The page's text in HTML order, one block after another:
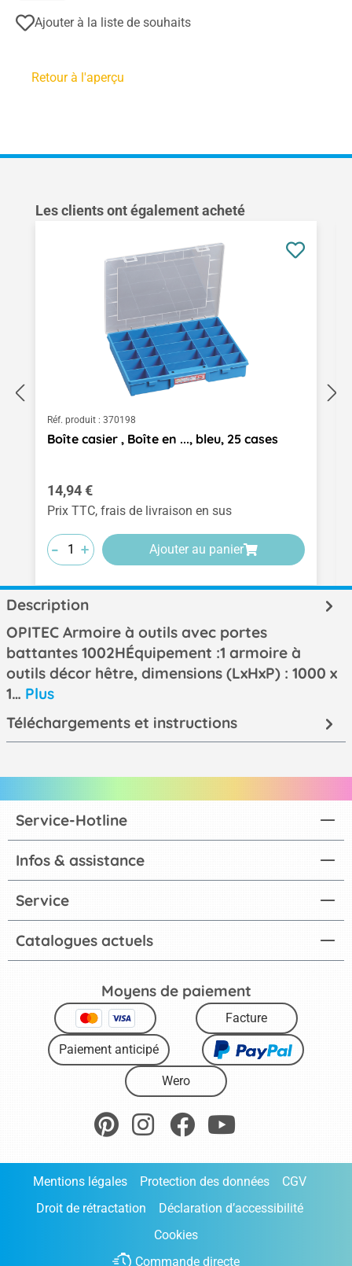
Ajouter à la liste de souhaits
Retour à l'aperçu
Ignorer la galerie de produits
Les clients ont également acheté
Réf. produit : 370198
Boîte casier , Boîte en ..., bleu, 25 cases
Prix régulier :
14,94 €
Prix TTC, frais de livraison en sus
-
-
- +
+
+ Ajouter au panier
Description
OPITEC Armoire à outils avec portes
battantes 1002HÉquipement :1 armoire à
outils décor hêtre, dimensions (LxHxP) : 1000 x
1… Plus
Téléchargements et instructions
Catalogues actuels
Service-Hotline
Infos & assistance
Service
Moyens de paiement
Facture
Paiement anticipé
Wero
Mentions légales Protection des données
CGV
Droit de rétractation
Déclaration d’accessibilité
Cookies
Commande directe